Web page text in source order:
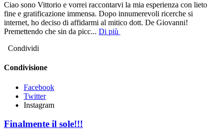
Ciao sono Vittorio e vorrei raccontarvi la mia esperienza con lieto
fine e gratificazione immensa. Dopo innumerevoli ricerche si
internet, ho deciso di affidarmi al mitico dott. De Giovanni!
Premettendo che sin da picc... Di più
Condividi
Condivisione
Facebook
Twitter
Instagram
Finalmente il sole!!!